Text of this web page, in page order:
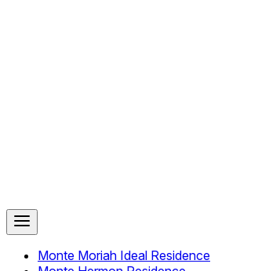
Monte Moriah Ideal Residence